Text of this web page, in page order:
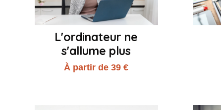
L'ordinateur ne
s'allume plus
À partir de 39 €